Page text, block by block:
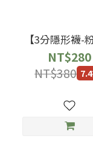
【3分隱形襪-
NT$280
NT$380